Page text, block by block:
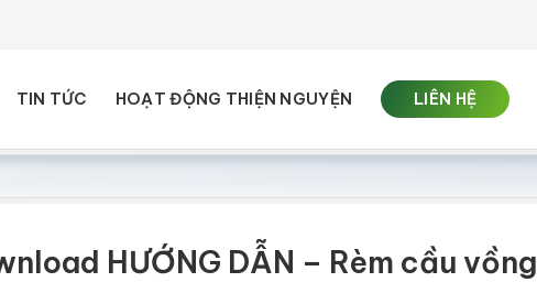
TIN TỨC HOẠT ĐỘNG THIỆN NGUYỆN LIÊN HỆ
HƯỚNG DẪN – Rèm cầu vồng